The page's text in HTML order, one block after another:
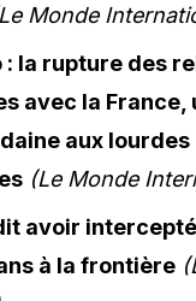
Monde
: la rupture des
avec la France,
aux lourdes
(Le Monde
avoir
à la frontière